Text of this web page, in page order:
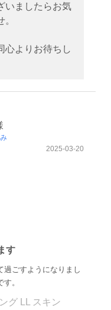
いましたらお気
心よりお待ちし
2025-03-20
す
過ごすようになりまし
。
グ LL スキン